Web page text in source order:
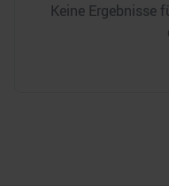
Keine Ergebnisse